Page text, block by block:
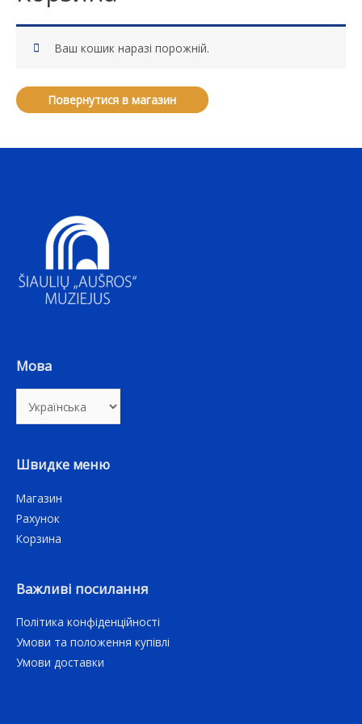
Ваш кошик наразі порожній.
Повернутися в магазин
Мова
Швидке меню
Магазин
Рахунок
Корзина
Важливі посилання
Політика конфіденційності
Умови та положення купівлі
Умови доставки